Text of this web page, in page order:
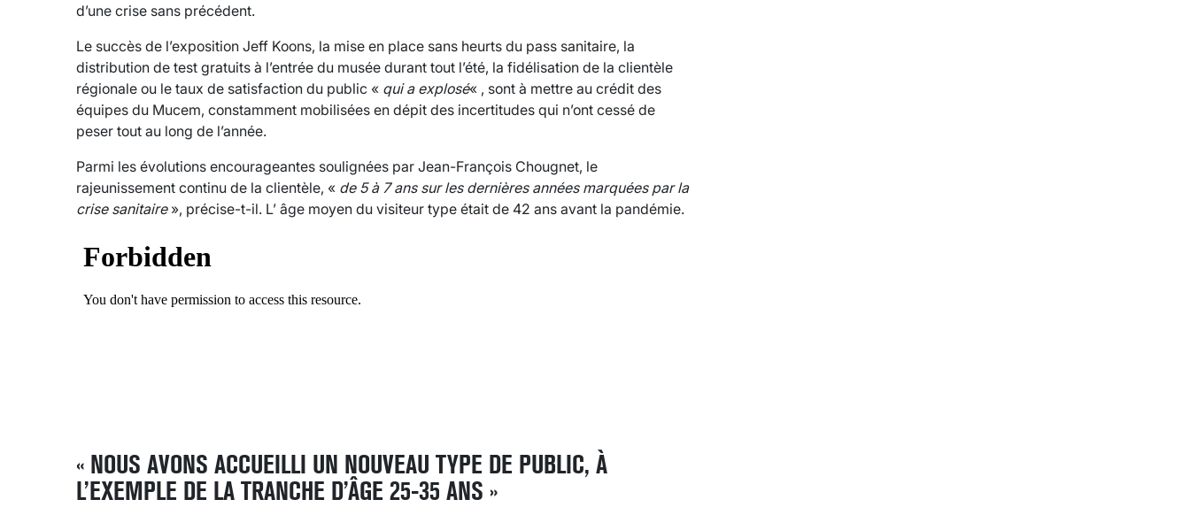
d’une crise sans précédent.
Le succès de l’exposition Jeff Koons, la mise en place sans heurts du pass sanitaire, la
distribution de test gratuits à l’entrée du musée durant tout l’été, la fidélisation de la clientèle
régionale ou le taux de satisfaction du public « qui a explosé« , sont à mettre au crédit des
équipes du Mucem, constamment mobilisées en dépit des incertitudes qui n’ont cessé de
peser tout au long de l’année.
Parmi les évolutions encourageantes soulignées par Jean-François Chougnet, le
rajeunissement continu de la clientèle, « de 5 à 7 ans sur les dernières années marquées par la
crise sanitaire», précise-t-il. L’ âge moyen du visiteur type était de 42 ans avant la pandémie.
« NOUS AVONS ACCUEILLI UN NOUVEAU TYPE DE PUBLIC, À
L’EXEMPLE DE LA TRANCHE D’ÂGE 25-35 ANS »